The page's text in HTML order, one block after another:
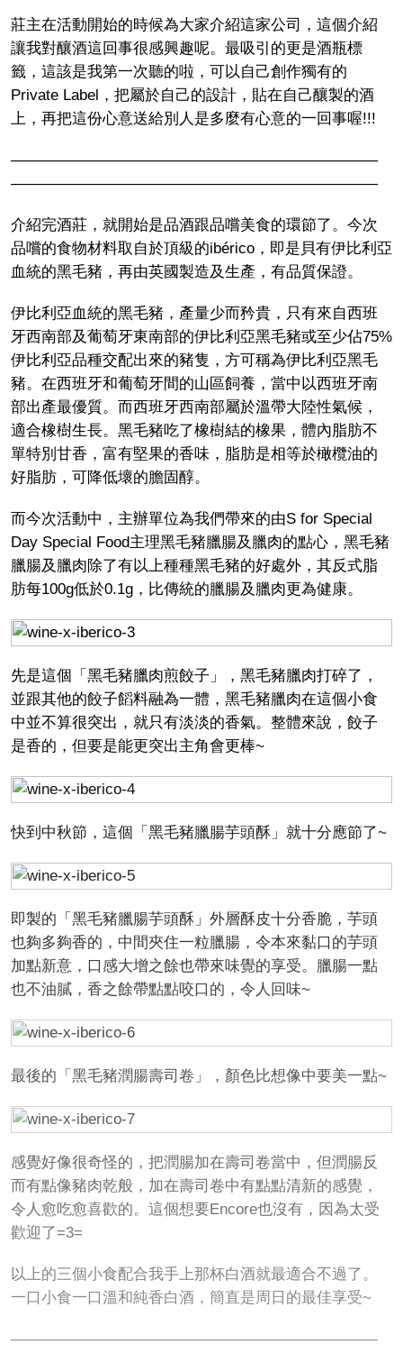
莊主在活動開始的時候為大家介紹​這家公司，這個介紹
讓我對釀酒這回事很感興趣呢。最吸引的更是酒瓶標
籤，這該是我第一次聽的啦，可以自己創作獨有的
Private Label，把屬於自己的設計，貼在自己釀製的酒
上，再把這份心意送給別人是多麼有心意的一回事喔!!!
————————————————————————
————————————————————————
介紹完酒莊，就開始是品酒跟品嚐美食的環節了。今次
品嚐的食物材料取自於頂級的ibérico，即是貝有伊比利亞
血統的黑毛豬，再由英國製造及生產，有品質保證。
伊比利亞血統的黑毛豬，產量少而矜貴，只有來自西班
牙西南部及葡萄牙東南部的伊比利亞黑毛豬或至少佔75%
伊比利亞品種交配出來的豬隻，方可稱為伊比利亞黑毛
豬。在西班牙和葡萄牙間的山區飼養，當中以西班牙南
部出產最優質。而西班牙西南部屬於溫帶大陸性氣候，
適合橡樹生長。黑毛豬吃了橡樹結的橡果，體內脂肪不
單特別甘香，富有堅果的香味，脂肪是相等於橄欖油的
好脂肪，可降低壞的膽固醇。
而今次活動中，主辦單位為我們帶來的由S for Special
Day Special Food主理黑毛豬臘腸及臘肉的點心，黑毛豬
臘腸及臘肉除了有以上種種黑毛豬的好處外，其反式脂
肪每100g低於0.1g，比傳統的臘腸及臘肉更為健康。
先是這個「黑毛豬臘肉煎餃子」，黑毛豬臘肉打碎了，
並跟其他的餃子饀料融為一體，黑毛豬臘肉在這個小食
中並不算很突出，就只有淡淡的香氣。整體來說，餃子
是香的，但要是能更突出主角會更棒~
快到中秋節，這個「黑毛豬臘腸芋頭酥」就十分應節了~
即製的「黑毛豬臘腸芋頭酥」外層酥皮十分香脆，芋頭
也夠多夠香的，中間夾住一粒臘腸，令本來黏口的芋頭
加點新意，口感大增之餘也帶來味覺的享受。臘腸一點
也不油膩，香之餘帶點點咬口的，令人回味~
最後的「黑毛豬潤腸壽司卷」，顏色比想像中要美一點~
感覺好像很奇怪的，把潤腸加在壽司卷當中，但潤腸反
而有點像豬肉乾般，加在壽司卷中有點點清新的感覺，
令人愈吃愈喜歡的。這個想要Encore也沒有，因為太受
歡迎了=3=
以上的三個小食配合我手上那杯白酒就最適合不過了。
一口小食一口溫和純香白酒，簡直是周日的最佳享受~
————————————————————————